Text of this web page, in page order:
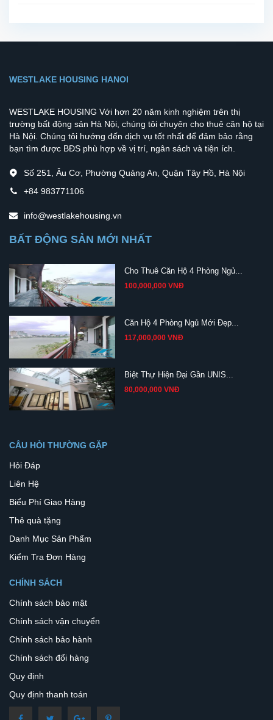
WESTLAKE HOUSING HANOI
WESTLAKE HOUSING Với hơn 20 năm kinh nghiệm trên thị
trường bất động sản Hà Nội, chúng tôi chuyên cho thuê căn hộ tại
Hà Nội. Chúng tôi hướng đến dịch vụ tốt nhất để đảm bảo rằng
bạn tìm được BĐS phù hợp về vị trí, ngân sách và tiện ích.
Số 251, Âu Cơ, Phường Quảng An, Quận Tây Hồ, Hà Nội
+84 983771106
info@westlakehousing.vn
BẤT ĐỘNG SẢN MỚI NHẤT
Cho Thuê Căn Hộ 4 Phòng Ngủ...
100,000,000 VNĐ
Căn Hộ 4 Phòng Ngủ Mới Đẹp...
117,000,000 VNĐ
Biệt Thự Hiện Đại Gần UNIS...
80,000,000 VNĐ
CÂU HỎI THƯỜNG GẶP
Hỏi Đáp
Liên Hệ
Biểu Phí Giao Hàng
Thẻ quà tặng
Danh Mục Sản Phẩm
Kiểm Tra Đơn Hàng
CHÍNH SÁCH
Chính sách bảo mật
Chính sách vận chuyển
Chính sách bảo hành
Chính sách đổi hàng
Quy định
Quy định thanh toán